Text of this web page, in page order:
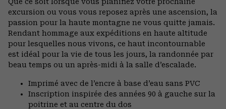
excursion ou vous vous reposez après une ascension, la
passion pour la haute montagne ne vous quitte jamais.
Rendant hommage aux expéditions en haute altitude
pour lesquelles nous vivons, ce haut incontournable
est idéal pour la vie de tous les jours, la randonnée par
beau temps ou un après-midi à la salle d’escalade.
Imprimé avec de l’encre à base d’eau sans PVC
Inscription inspirée des années 90 à gauche sur la
poitrine et au centre du dos